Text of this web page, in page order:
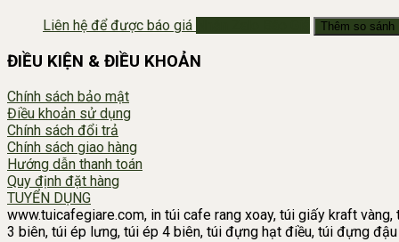
Liên hệ để được báo giá Thêm so sánh
ĐIỀU KIỆN & ĐIỀU KHOẢN
Chính sách bảo mật
Điều khoản sử dụng
Chính sách đổi trả
Chính sách giao hàng
Hướng dẫn thanh toán
Quy định đặt hàng
TUYỂN DỤNG
www.tuicafegiare.com, in túi cafe rang xoay, túi giấy kraft
3 biên, túi ép lưng, túi ép 4 biên, túi đựng hạt điều, túi đựng